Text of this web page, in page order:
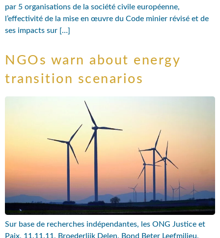
par 5 organisations de la société civile européenne,
l’effectivité de la mise en œuvre du Code minier révisé et de
ses impacts sur […]
NGOs warn about energy
transition scenarios
Sur base de recherches indépendantes, les ONG Justice et
Paix, 11.11.11, Broederlijk Delen, Bond Beter Leefmilieu,